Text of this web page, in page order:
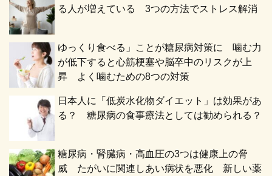
る人が増えている 3つの方法でストレス解消
ゆっくり食べる」ことが糖尿病対策に 噛む力
が低下すると心筋梗塞や脳卒中のリスクが上
昇 よく噛むための8つの対策
日本人に「低炭水化物ダイエット」は効果があ
る？ 糖尿病の食事療法としては勧められる？
糖尿病・腎臓病・高血圧の3つは健康上の脅
威 たがいに関連しあい病状を悪化 新しい薬